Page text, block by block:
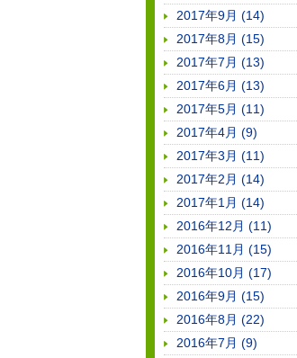
2017年9月 (14)
2017年8月 (15)
2017年7月 (13)
2017年6月 (13)
2017年5月 (11)
2017年4月 (9)
2017年3月 (11)
2017年2月 (14)
2017年1月 (14)
2016年12月 (11)
2016年11月 (15)
2016年10月 (17)
2016年9月 (15)
2016年8月 (22)
2016年7月 (9)